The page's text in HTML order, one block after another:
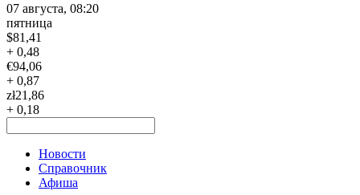
07 августа, 08:20
пятница
$81,41
+ 0,48
€94,06
+ 0,87
zł21,86
+ 0,18
Новости
Справочник
Афиша